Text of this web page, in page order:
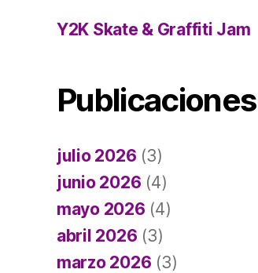
Y2K Skate & Graffiti Jam
Publicaciones
julio 2026 (3)
junio 2026 (4)
mayo 2026 (4)
abril 2026 (3)
marzo 2026 (3)